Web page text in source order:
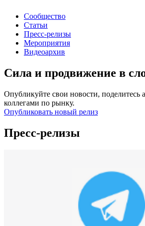
Сообщество
Статьи
Пресс-релизы
Мероприятия
Видеоархив
Сила и продвижение в
Опубликуйте свои новости, поделитесь
коллегами по рынку.
Опубликовать новый релиз
Пресс-релизы